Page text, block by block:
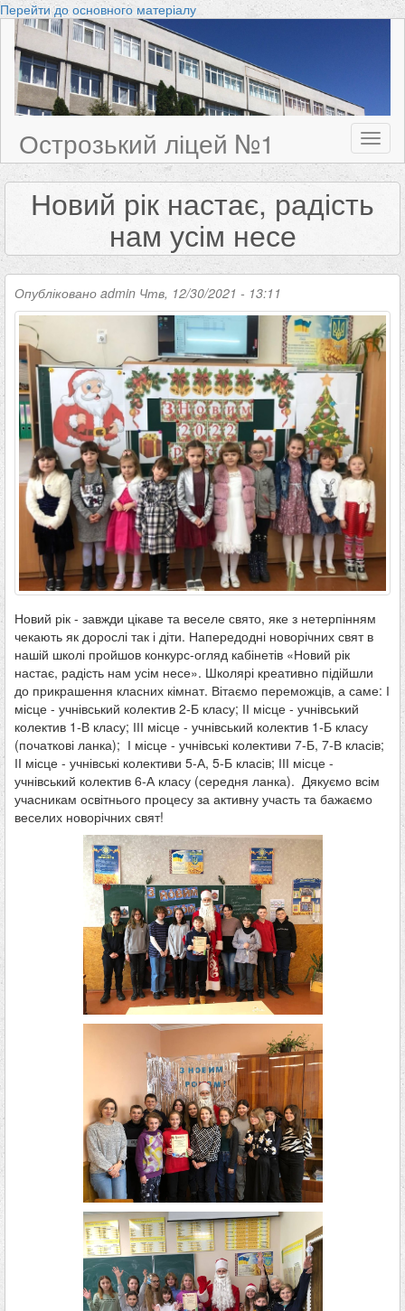
Перейти до основного матеріалу
Острозький ліцей №1
Новий рік настає, радість
нам усім несе
Опубліковано admin Чтв, 12/30/2021 - 13:11
Новий рік - завжди цікаве та веселе свято, яке з нетерпінням
чекають як дорослі так і діти. Напередодні новорічних свят в
нашій школі пройшов конкурс-огляд кабінетів «Новий рік
настає, радість нам усім несе». Школярі креативно підійшли
до прикрашення класних кімнат. Вітаємо переможців, а саме: І
місце - учнівський колектив 2-Б класу; ІІ місце - учнівський
колектив 1-В класу; ІІІ місце - учнівський колектив 1-Б класу
(початкові ланка); І місце - учнівські колективи 7-Б, 7-В класів;
ІІ місце - учнівські колективи 5-А, 5-Б класів; ІІІ місце -
учнівський колектив 6-А класу (середня ланка). Дякуємо всім
учасникам освітнього процесу за активну участь та бажаємо
веселих новорічних свят!